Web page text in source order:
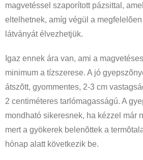
magvetéssel szaporított pázsittal,
eltelhetnek, amíg végül a
látványát élvezhetjük.
Igaz ennek ára van, ami a
minimum a tízszerese. A jó
átszõtt, gyommentes, 2-3 cm
2 centiméteres tarlómagasságú. A
mondható sikeresnek, ha kézzel már
mert a gyökerek belenõttek a
hónap alatt következik be.